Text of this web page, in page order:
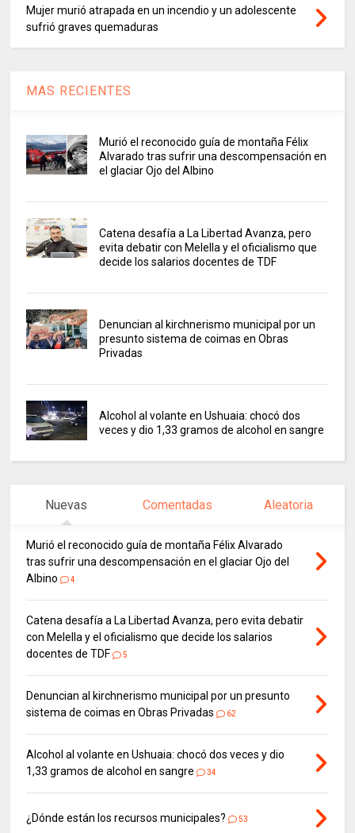
Mujer murió atrapada en un incendio y un adolescente
sufrió graves quemaduras
MAS RECIENTES
Murió el reconocido guía de montaña Félix
Alvarado tras sufrir una descompensación en
el glaciar Ojo del Albino
Catena desafía a La Libertad Avanza, pero
evita debatir con Melella y el oficialismo que
decide los salarios docentes de TDF
Denuncian al kirchnerismo municipal por un
presunto sistema de coimas en Obras
Privadas
Alcohol al volante en Ushuaia: chocó dos
veces y dio 1,33 gramos de alcohol en sangre
Nuevas Comentadas Aleatoria
Murió el reconocido guía de montaña Félix Alvarado
tras sufrir una descompensación en el glaciar Ojo del
Albino
4
Catena desafía a La Libertad Avanza, pero evita debatir
con Melella y el oficialismo que decide los salarios
docentes de TDF
5
Denuncian al kirchnerismo municipal por un presunto
sistema de coimas en Obras Privadas
62
Alcohol al volante en Ushuaia: chocó dos veces y dio
1,33 gramos de alcohol en sangre
34
¿Dónde están los recursos municipales? 53